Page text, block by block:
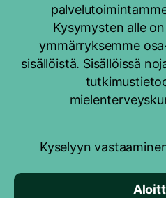
Kysymysten alle
ymmärryksemme
sisällöistä. Sisällöissä
Kyselyyn